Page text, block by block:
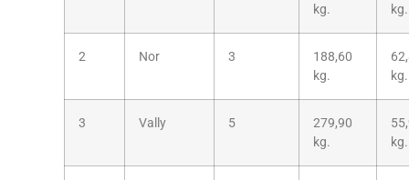
kg.
kg.
2 Nor 3
188,60
kg.
kg.
3 Vally 5
279,90
kg.
kg.